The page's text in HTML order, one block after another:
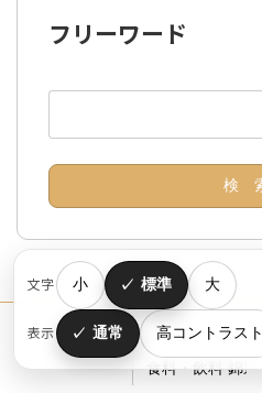
文字 小 標準 大
表示 通常 高コントラスト
フリーワード